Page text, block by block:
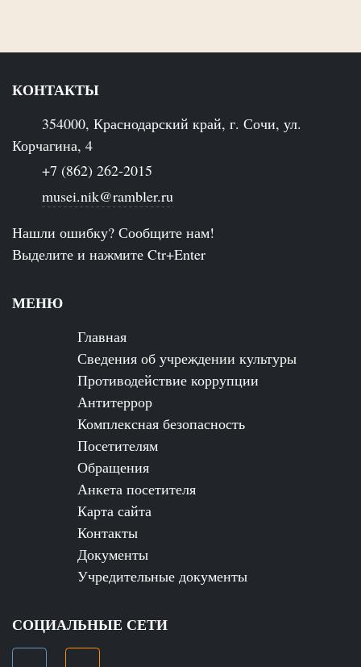
КОНТАКТЫ
354000, Краснодарский край, г. Сочи, ул.
Корчагина, 4
+7 (862) 262-2015
musei.nik@rambler.ru
Нашли ошибку? Сообщите нам!
Выделите и нажмите Ctr+Enter
МЕНЮ
Главная
Сведения об учреждении культуры
Противодействие коррупции
Антитеррор
Комплексная безопасность
Посетителям
Обращения
Анкета посетителя
Карта сайта
Контакты
Документы
Учредительные документы
СОЦИАЛЬНЫЕ СЕТИ